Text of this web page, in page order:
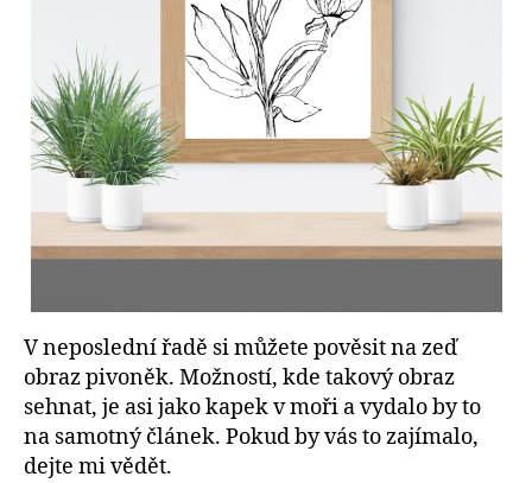
V neposlední řadě si můžete pověsit na zeď
obraz pivoněk. Možností, kde takový obraz
sehnat, je asi jako kapek v moři a vydalo by to
na samotný článek. Pokud by vás to zajímalo,
dejte mi vědět.